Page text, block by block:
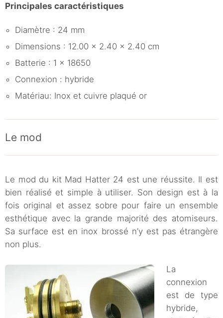
Principales caractéristiques
Diamètre : 24 mm
Dimensions : 12.00 x 2.40 x 2.40 cm
Batterie : 1 x 18650
Connexion : hybride
Matériau: Inox et cuivre plaqué or
Le mod
Le mod du kit Mad Hatter 24 est une réussite. Il est
bien réalisé et simple à utiliser. Son design est à la
fois original et assez sobre pour faire un ensemble
esthétique avec la grande majorité des atomiseurs.
Sa surface est en inox brossé n’y est pas étrangère
non plus.
La
connexion
est de type
hybride,